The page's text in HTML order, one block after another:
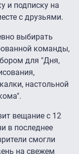
и подписку на
с друзьями.
выбирать
команды,
для "Дня,
настольной
вещание с 12
в последнее
смогли
на свежем